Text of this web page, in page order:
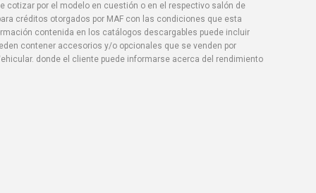
cotizar por el modelo en cuestión o en el respectivo salón de
créditos otorgados por MAF con las condiciones que esta
contenida en los catálogos descargables puede incluir
contener accesorios y/o opcionales que se venden por
donde el cliente puede informarse acerca del rendimiento